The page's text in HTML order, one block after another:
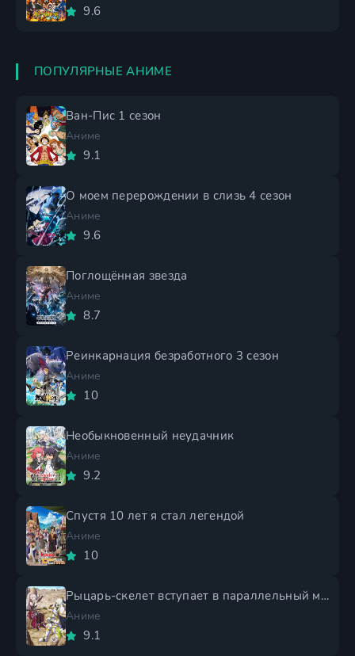
9.6
ПОПУЛЯРНЫЕ АНИМЕ
Ван-Пис 1 сезон
Аниме
9.1
О моем перерождении в слизь 4 сезон
Аниме
9.6
Поглощённая звезда
Аниме
8.7
Реинкарнация безработного 3 сезон
Аниме
10
Необыкновенный неудачник
Аниме
9.2
Спустя 10 лет я стал легендой
Аниме
10
Рыцарь-скелет вступает в параллельный мир 2 сезон
Аниме
9.1